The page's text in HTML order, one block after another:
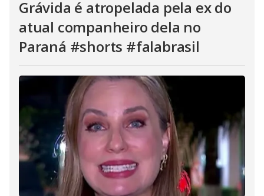
Grávida é atropelada pela ex do
atual companheiro dela no
Paraná #shorts #falabrasil